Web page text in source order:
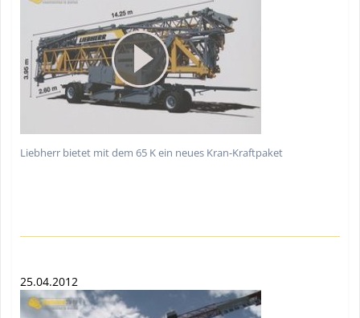
Liebherr bietet mit dem 65 K ein neues Kran-Kraftpaket
25.04.2012